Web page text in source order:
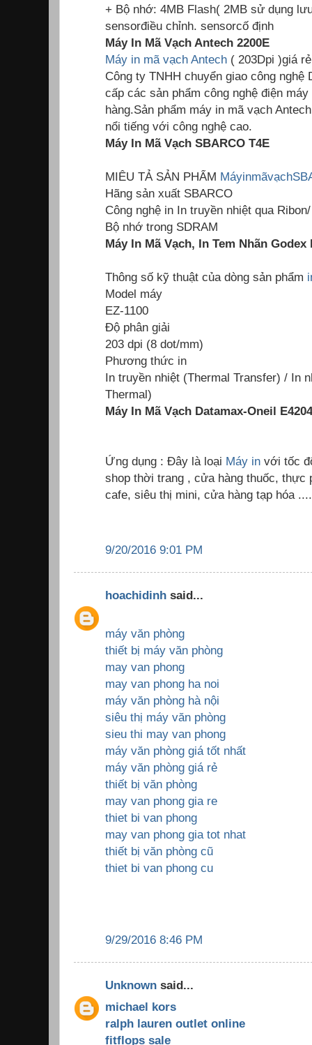
+ Bộ nhớ: 4MB Flash( 2MB sử dụng
sensorđiều chỉnh. sensorcố định
Máy In Mã Vạch Antech 2200E
Máy in mã vạch Antech ( 203Dpi )giá
Công ty TNHH chuyển giao công nghệ
cấp các sản phẩm công nghệ điện
hàng.Sản phẩm máy in mã vạch
nổi tiếng với công nghệ cao.
Máy In Mã Vạch SBARCO T4E
MIÊU TẢ SẢN PHẨM
Hãng sản xuất SBARCO
Công nghệ in In truyền nhiệt qua
Bộ nhớ trong SDRAM
Máy In Mã Vạch, In Tem Nhãn Godex
Thông số kỹ thuật của dòng sản phẩm
Model máy
EZ-1100
Độ phân giải
203 dpi (8 dot/mm)
Phương thức in
In truyền nhiệt (Thermal Transfer) / In
Thermal)
Máy In Mã Vạch Datamax-Oneil
Ứng dụng : Đây là loại Máy in với tốc
shop thời trang , cửa hàng thuốc, thực
cafe, siêu thị mini, cửa hàng tạp hóa ....
9/20/2016 9:01 PM
hoachidinh said...
máy văn phòng
thiết bị máy văn phòng
may van phong
may van phong ha noi
máy văn phòng hà nội
siêu thị máy văn phòng
sieu thi may van phong
máy văn phòng giá tốt nhất
máy văn phòng giá rẻ
thiết bị văn phòng
may van phong gia re
thiet bi van phong
may van phong gia tot nhat
thiết bị văn phòng cũ
thiet bi van phong cu
9/29/2016 8:46 PM
Unknown said...
michael kors
ralph lauren outlet online
fitflops sale